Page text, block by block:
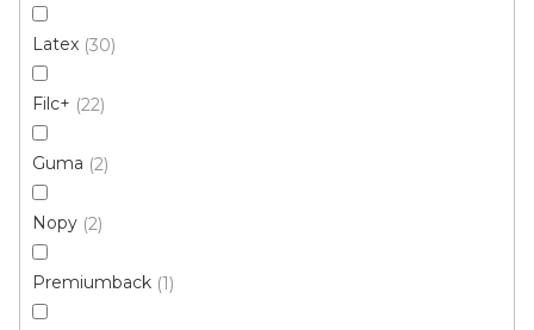
Latex 30
Filc+ 22
Guma 2
Nopy 2
Premiumback 1
Metrážový koberec ENIGMA 25 Grey
Skladem, ihned k odeslání